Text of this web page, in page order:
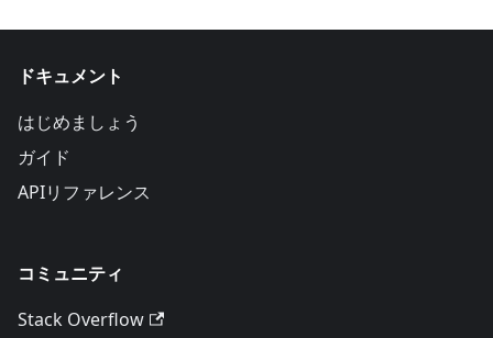
ドキュメント
はじめましょう
ガイド
APIリファレンス
コミュニティ
Stack Overflow